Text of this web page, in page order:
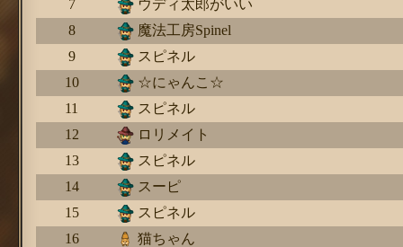
7
ウディ太郎がいい
8
魔法工房Spinel
9
スピネル
10
☆にゃんこ☆
11
スピネル
12
ロリメイト
13
スピネル
14
スーピ
15
スピネル
16
猫ちゃん